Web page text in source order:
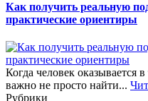
Как получить реальную
практические ориентиры
Когда человек оказывается
важно не просто найти...
Рубрики